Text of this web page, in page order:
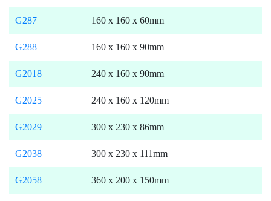
G287 160 x 160 x 60mm
G288 160 x 160 x 90mm
G2018 240 x 160 x 90mm
G2025 240 x 160 x 120mm
G2029 300 x 230 x 86mm
G2038 300 x 230 x 111mm
G2058 360 x 200 x 150mm